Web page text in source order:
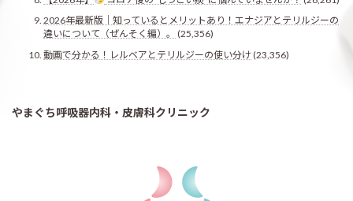
2026年最新版｜知っているとメリットあり！エナジアとテリルジーの
違いについて（ぜんそく編）。
(25,356)
動画で分かる！レルベアとテリルジーの使い分け (23,356)
やまぐち呼吸器内科・皮膚科クリニック